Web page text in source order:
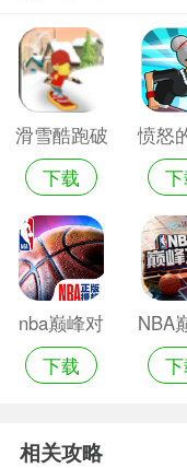
滑雪酷跑破
解版
下载
愤怒
奶玩
nba巅峰对
决无限G币
下载
NBA
相关攻略